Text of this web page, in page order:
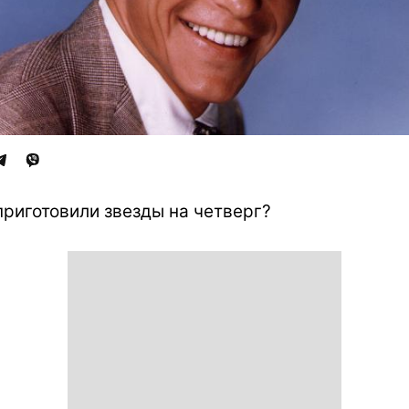
звезды на четверг?